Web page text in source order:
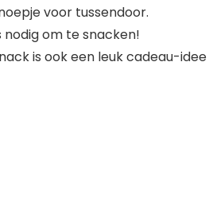
voor tussendoor.
nodig om te snacken!
is ook een leuk cadeau-